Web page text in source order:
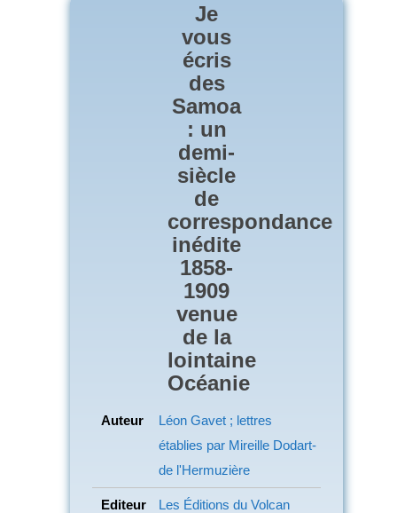
Je
vous
écris
des
Samoa
: un
demi-
siècle
de
correspondance
inédite
1858-
1909
venue
de la
lointaine
Océanie
Auteur
Léon Gavet ; lettres
établies par Mireille Dodart-
de l'Hermuzière
Editeur Les Éditions du Volcan